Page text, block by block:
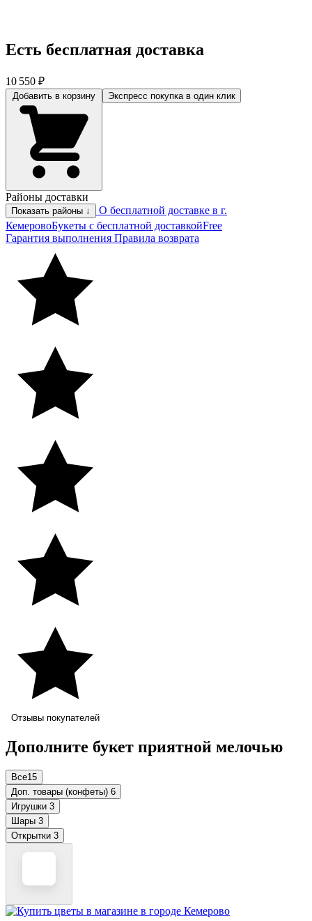
Есть бесплатная доставка
10 550 ₽
Экспресс покупка в один клик
Районы доставки
Показать районы ↓
О бесплатной доставке в г.
КемеровоБукеты с бесплатной доставкойFree
Гарантия выполнения Правила возврата
Отзывы покупателей
Дополните букет приятной мелочью
Все15
Доп. товары (конфеты) 6
Игрушки 3
Шары 3
Открытки 3